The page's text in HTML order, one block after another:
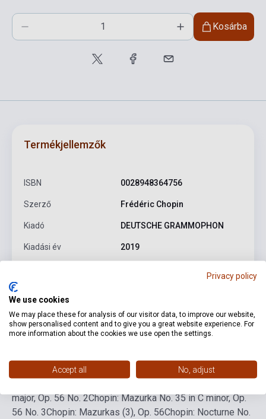
Kosárba
Termékjellemzők
ISBN 0028948364756
Szerző Frédéric Chopin
Kiadó DEUTSCHE GRAMMOPHON
Kiadási év 2019
Részletes leírás Kapcsolódó linkek Vélemények
Chopin: Berceuse in D flat major, Op. 57
Chopin: Mazurka
major, Op. 56 No. 2Chopin: Mazurka No. 35 in C minor, Op.
56 No. 3Chopin: Mazurkas (3), Op. 56Chopin: Nocturne No.
Privacy policy
We use cookies
We may place these for analysis of our visitor data, to improve our website,
show personalised content and to give you a great website experience. For
more information about the cookies we use open the settings.
Accept all No, adjust